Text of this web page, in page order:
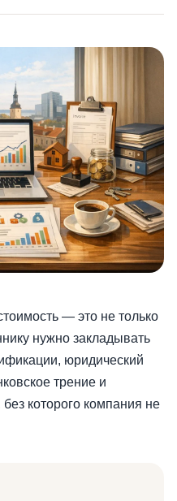
— это не только
нужно закладывать
юридический
трение и
которого компания не